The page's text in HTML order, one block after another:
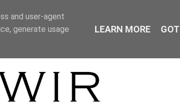
and user-agent
generate usage
LEARN MORE